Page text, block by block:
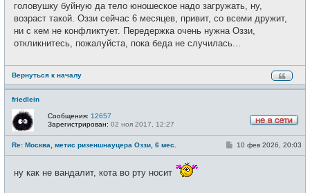
головушку буйную да тело юношеское надо загружать, ну,
возраст такой. Оззи сейчас 6 месяцев, привит, со всеми дружит,
ни с кем не конфликтует. Передержка очень нужна Оззи,
откликнитесь, пожалуйста, пока беда не случилась...
Вернуться к началу
friedlein
е
в
с
Сообщения: 12657
Зарегистрирован: 02 ноя 2017, 12:27
Re: Москва, метис ризеншнауцера Оззи, 6 мес.
С10 фев 2026, 20:03
ну как не вандалит, кота во рту носит